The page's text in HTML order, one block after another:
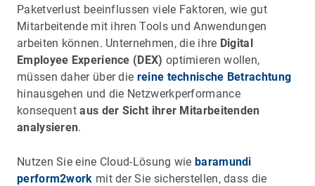
Paketverlust beeinflussen viele Faktoren, wie gut
Mitarbeitende mit ihren Tools und Anwendungen
arbeiten können. Unternehmen, die ihre Digital
Employee Experience (DEX) optimieren wollen,
müssen daher über die reine technische Betrachtung
hinausgehen und die Netzwerkperformance
konsequentaus der Sicht ihrer Mitarbeitenden
analysieren.
Nutzen Sie eine Cloud-Lösung wiebaramundi
perform2work mit der Sie sicherstellen, dass die